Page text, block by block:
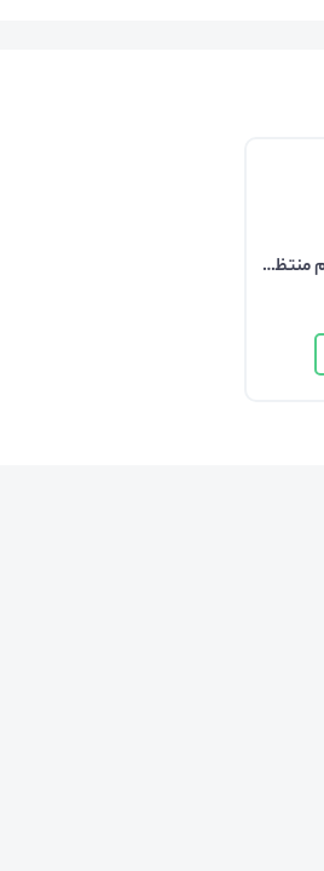
دکتر افشن منتظر القائم منتظر القائم